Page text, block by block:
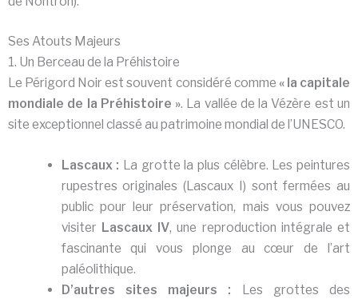
Ses Atouts Majeurs
1. Un Berceau de la Préhistoire
Le Périgord Noir est souvent considéré comme « la capitale
mondiale de la Préhistoire ». La vallée de la Vézère est un
site exceptionnel classé au patrimoine mondial de l’UNESCO.
Lascaux : La grotte la plus célèbre. Les peintures
rupestres originales (Lascaux I) sont fermées au
public pour leur préservation, mais vous pouvez
visiter Lascaux IV, une reproduction intégrale et
fascinante qui vous plonge au cœur de l’art
paléolithique.
D’autres sites majeurs : Les grottes des